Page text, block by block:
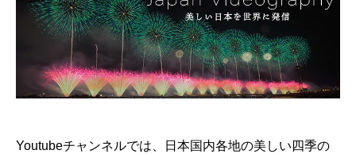
Youtubeチャンネルでは、日本国内各地の美しい四季の